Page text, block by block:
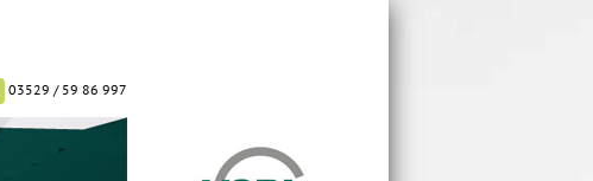
03529 / 59 86 997